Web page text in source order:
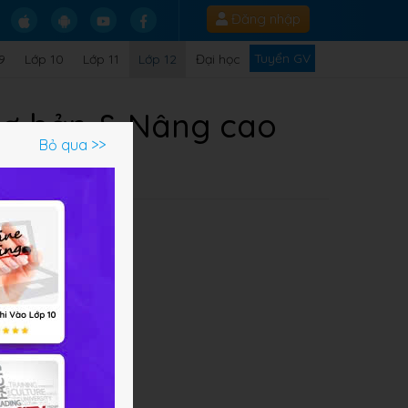
Đăng nhập
Lớp 10 Lớp 11 Lớp 12 Đại học Tuyển GV
bản & Nâng cao
Bỏ qua >>